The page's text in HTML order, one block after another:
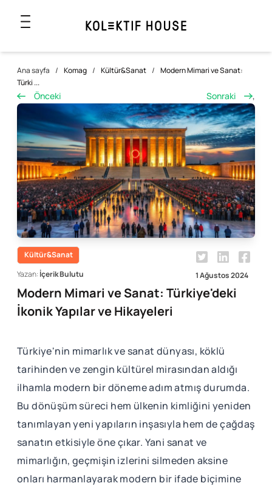
Ana sayfa / Komag / Kültür&Sanat / Modern Mimari ve Sanat:
Türki ...
Önceki Sonraki ,
Kültür&Sanat
Yazan:İçerik Bulutu 1 Ağustos 2024
Modern Mimari ve Sanat: Türkiye'deki
İkonik Yapılar ve Hikayeleri
Türkiye'nin mimarlık ve sanat dünyası, köklü
tarihinden ve zengin kültürel mirasından aldığı
ilhamla modern bir döneme adım atmış durumda.
Bu dönüşüm süreci hem ülkenin kimliğini yeniden
tanımlayan yeni yapıların inşasıyla hem de çağdaş
sanatın etkisiyle öne çıkar. Yani sanat ve
mimarlığın, geçmişin izlerini silmeden aksine
onları harmanlayarak modern bir ifade biçimine